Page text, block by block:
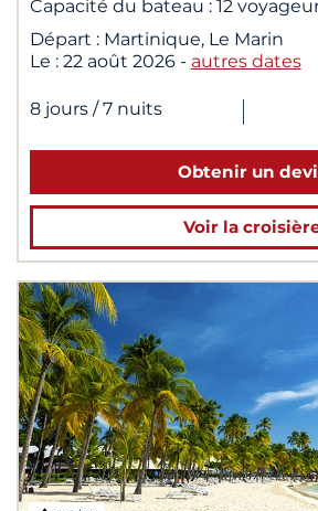
Capacité du bateau : 12
Départ : Martinique, Le Marin
Le : 22 août 2026 - autres dates
8 jours / 7 nuits |
Obtenir un
Voir la